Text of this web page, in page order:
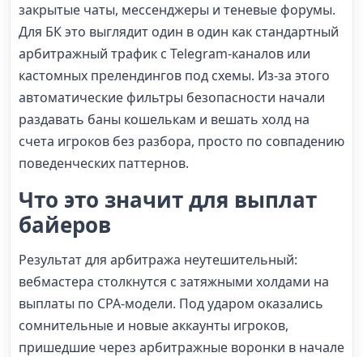
закрытые чаты, мессенджеры и теневые форумы.
Для БК это выглядит один в один как стандартный
арбитражный трафик с Telegram-каналов или
кастомных прелендингов под схемы. Из-за этого
автоматические фильтры безопасности начали
раздавать баны кошелькам и вешать холд на
счета игроков без разбора, просто по совпадению
поведенческих паттернов.
Что это значит для выплат
байеров
Результат для арбитража неутешительный:
вебмастера столкнутся с затяжными холдами на
выплаты по CPA-модели. Под ударом оказались
сомнительные и новые аккаунты игроков,
пришедшие через арбитражные воронки в начале